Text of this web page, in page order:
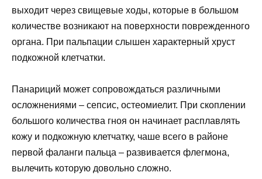
выходит через свищевые ходы, которые в большом
количестве возникают на поверхности поврежденного
органа. При пальпации слышен характерный хруст
подкожной клетчатки.
Панариций может сопровождаться различными
осложнениями – сепсис, остеомиелит. При скоплении
большого количества гноя он начинает расплавлять
кожу и подкожную клетчатку, чаше всего в районе
первой фаланги пальца – развивается флегмона,
вылечить которую довольно сложно.